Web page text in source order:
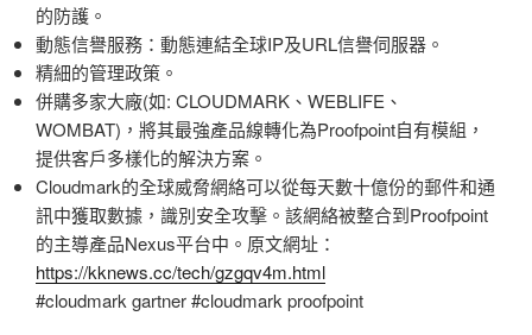
的防護。
動態信譽服務：動態連結全球IP及URL信譽伺服器。
精細的管理政策。
併購多家大廠(如: CLOUDMARK、WEBLIFE、
WOMBAT)，將其最強產品線轉化為Proofpoint自有模組，
提供客戶多樣化的解決方案。
Cloudmark的全球威脅網絡可以從每天數十億份的郵件和通
訊中獲取數據，識別安全攻擊。該網絡被整合到Proofpoint
的主導產品Nexus平台中。原文網址：
https://kknews.cc/tech/gzgqv4m.html
#cloudmark gartner #cloudmark proofpoint